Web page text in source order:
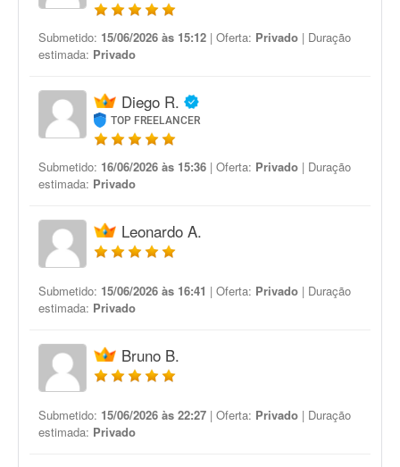
Submetido: 15/06/2026 às 15:12 | Oferta: Privado | Duração
estimada: Privado
Diego R.
TOP FREELANCER
Submetido: 16/06/2026 às 15:36 | Oferta: Privado | Duração
estimada: Privado
Leonardo A.
Submetido: 15/06/2026 às 16:41 | Oferta: Privado | Duração
estimada: Privado
Bruno B.
Submetido: 15/06/2026 às 22:27 | Oferta: Privado | Duração
estimada: Privado